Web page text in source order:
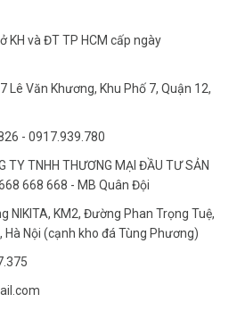
KH và ĐT TP HCM cấp ngày
Văn Khương, Khu Phố 7, Quận 12,
- 0917.939.780
TY TNHH THƯƠNG MẠI ĐẦU TƯ SẢN
668 668 - MB Quân Đội
NIKITA, KM2, Đường Phan Trọng Tuệ,
Hà Nội (cạnh kho đá Tùng Phương)